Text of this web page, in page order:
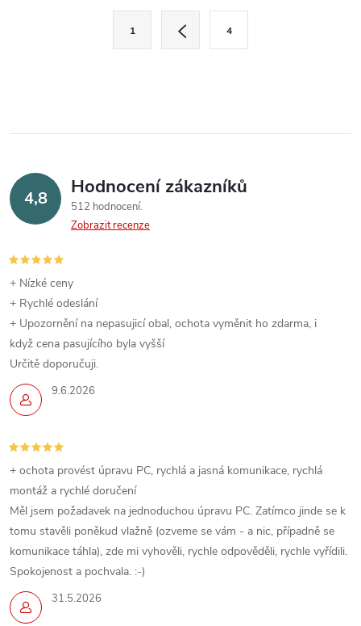
AI 7 450 (8 jader / 16 vláken,
2.0 / 5.1GHz, 8MB L2 /...
jader (4P + 8E + 4LPE) / 16
vláken, P-core...
a
c
í
p
r
v
k
y
v
ý
p
i
s
u
k
v
á
n
1 4
4,8 Hodnocení zákazníků
512 hodnocení
Zobrazit recenze
9.6.2026
+ Nízké ceny
+ Rychlé odeslání
+ Upozornění na nepasujicí obal, ochota vyměnit ho zdarma, i
když cena pasujícího byla vyšší
Určitě doporučuji.
31.5.2026
+ ochota provést úpravu PC, rychlá a jasná komunikace, rychlá
montáž a rychlé doručení
Měl jsem požadavek na jednoduchou úpravu PC. Zatímco jinde se k
tomu stavěli poněkud vlažně (ozveme se vám - a nic, případně se
komunikace táhla), zde mi vyhověli, rychle odpověděli, rychle vyřídili.
Spokojenost a pochvala. :-)